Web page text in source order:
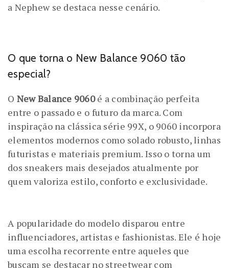
a Nephew se destaca nesse cenário.
O que torna o New Balance 9060 tão
especial?
O New Balance 9060é a combinação perfeita
entre o passado e o futuro da marca. Com
inspiração na clássica série 99X, o 9060 incorpora
elementos modernos como solado robusto, linhas
futuristas e materiais premium. Isso o torna um
dos sneakers mais desejados atualmente por
quem valoriza estilo, conforto e exclusividade.
A popularidade do modelo disparou entre
influenciadores, artistas e fashionistas. Ele é hoje
uma escolha recorrente entre aqueles que
buscam se destacar no streetwear com